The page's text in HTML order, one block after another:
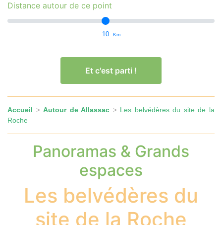
Distance autour de ce point
10 Km
Et c'est parti !
Accueil >Autour de Allassac > Les belvédères du site de la
Roche
Panoramas & Grands
espaces
Les belvédères du
site de la Roche